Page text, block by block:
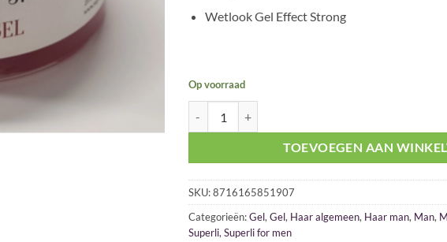
Wetlook Gel Effect Strong
Op voorraad
TOEVOEGEN AAN
SKU:8716165851907
Categorieën:Gel, Gel, Haar algemeen, Haar man, Man,
Superli, Superli for men